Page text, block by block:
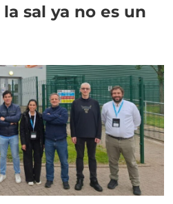
sal ya no es un